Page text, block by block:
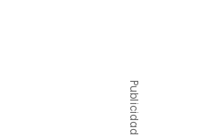
Publicidad